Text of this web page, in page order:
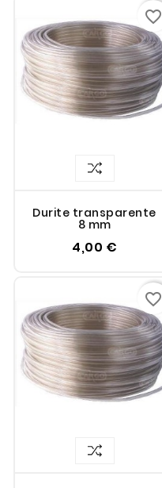
Durite transparente
8 mm
4,00 €
favorite_border
favorite_border